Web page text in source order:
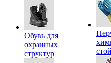
Обувь для
охранных
структур